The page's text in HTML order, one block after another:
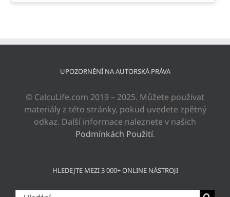
UPOZORNĚNÍ NA AUTORSKÁ PRÁVA
© CalcuLife.com 2019 – 2025. Můžete používat
materiály z této stránky, pokud uvedete zpětný
odkaz. Další informace naleznete v našich
Podmínkách Použití.
HLEDEJTE MEZI 3 000+ ONLINE NÁSTROJI